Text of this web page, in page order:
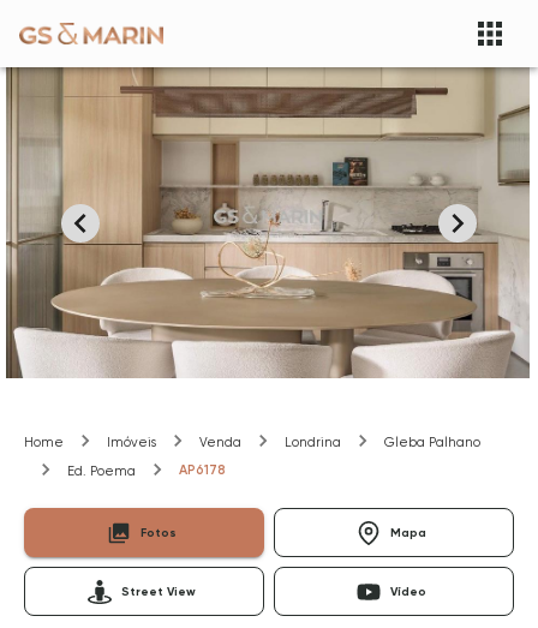
Home Imóveis Venda Londrina
Gleba Palhano
Ed. Poema
AP6178
Fotos Mapa
Street View Vídeo